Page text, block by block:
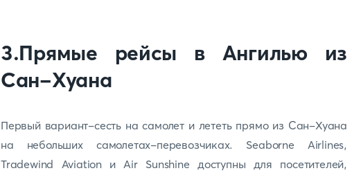
3.Прямые рейсы в Ангилью из
Сан-Хуана
Первый вариант-сесть на самолет и лететь прямо из Сан-Хуана
на небольших самолетах-перевозчиках. Seaborne Airlines,
Tradewind Aviation и Air Sunshine доступны для посетителей,